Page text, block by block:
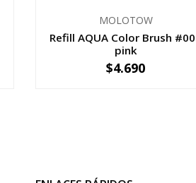
MOLOTOW
Refill AQUA Color Brush
pink
+
$4.690